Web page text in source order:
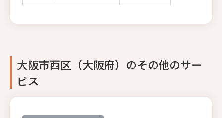
大阪市西区（大阪府）のその他のサー
ビス